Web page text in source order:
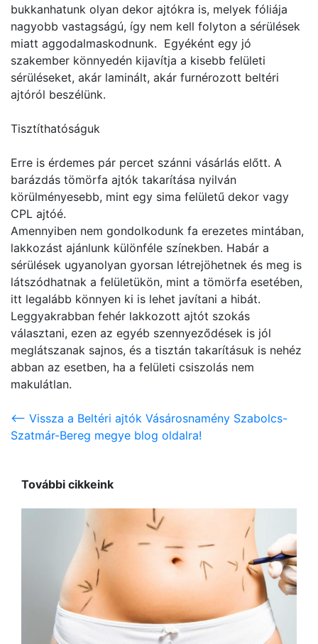
bukkanhatunk olyan dekor ajtókra is, melyek fóliája
nagyobb vastagságú, így nem kell folyton a sérülések
miatt aggodalmaskodnunk. Egyéként egy jó
szakember könnyedén kijavítja a kisebb felületi
sérüléseket, akár laminált, akár furnérozott beltéri
ajtóról beszélünk.
Tisztíthatóságuk
Erre is érdemes pár percet szánni vásárlás előtt. A
barázdás tömörfa ajtók takarítása nyilván
körülményesebb, mint egy sima felületű dekor vagy
CPL ajtóé.
Amennyiben nem gondolkodunk fa erezetes mintában,
lakkozást ajánlunk különféle színekben. Habár a
sérülések ugyanolyan gyorsan létrejöhetnek és meg is
látszódhatnak a felületükön, mint a tömörfa esetében,
itt legalább könnyen ki is lehet javítani a hibát.
Leggyakrabban fehér lakkozott ajtót szokás
választani, ezen az egyéb szennyeződések is jól
meglátszanak sajnos, és a tisztán takarításuk is nehéz
abban az esetben, ha a felületi csiszolás nem
makulátlan.
<-- Vissza a Beltéri ajtók Vásárosnamény Szabolcs-
Szatmár-Bereg megye blog oldalra!
További cikkeink